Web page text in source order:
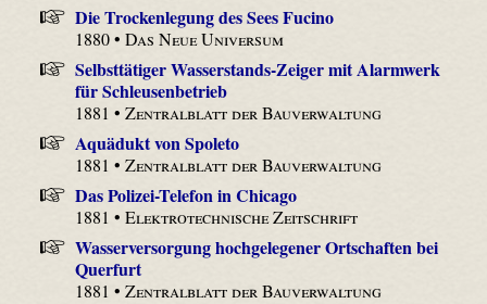
Die Trockenlegung des Sees Fucino
1880 •Das Neue Universum
Selbsttätiger Wasserstands-Zeiger mit Alarmwerk
für Schleusenbetrieb
1881 •Zentralblatt der Bauverwaltung
Aquädukt von Spoleto
1881 •Zentralblatt der Bauverwaltung
Das Polizei-Telefon in Chicago
1881 •Elektrotechnische Zeitschrift
Wasserversorgung hochgelegener Ortschaften bei
Querfurt
1881 •Zentralblatt der Bauverwaltung